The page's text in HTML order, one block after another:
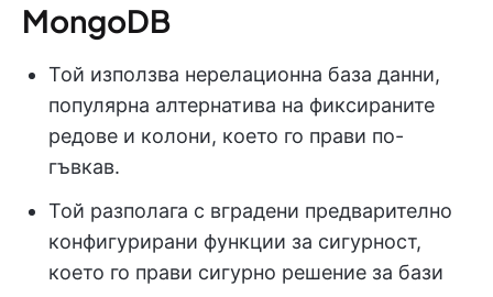
MongoDB
Той използва нерелационна база данни,
популярна алтернатива на фиксираните
редове и колони, което го прави по-
гъвкав.
Той разполага с вградени предварително
конфигурирани функции за сигурност,
което го прави сигурно решение за бази